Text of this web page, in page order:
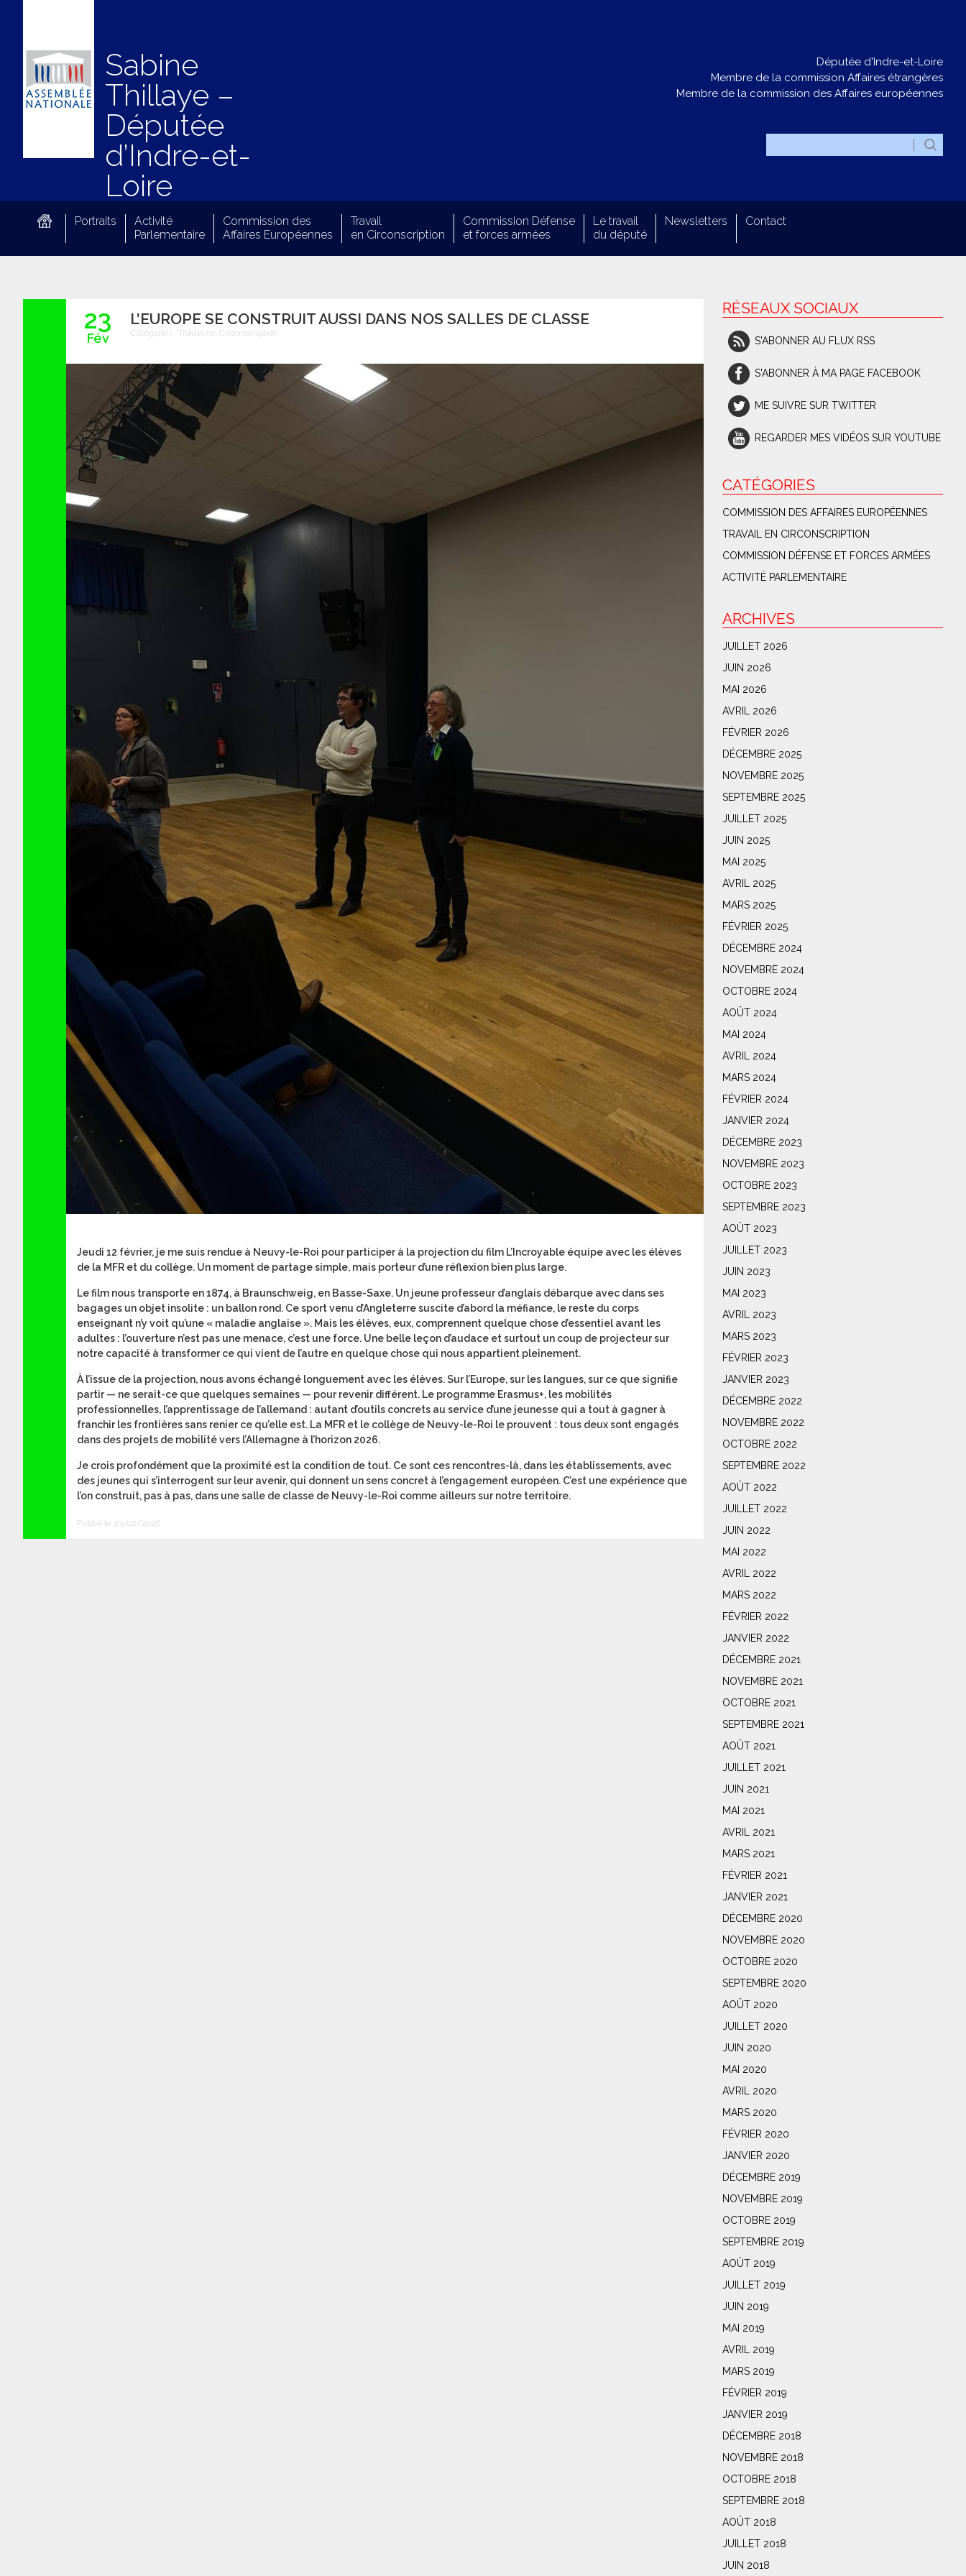
Sabine
Thillaye –
Députée
d’Indre-et-
Loire
Députée d'Indre-et-Loire
Membre de la commission Affaires étrangères
Membre de la commission des Affaires européennes
Portraits
Activité
Parlementaire
Commission des
Affaires Européennes
Travail
en Circonscription
Commission Défense
et forces armées
Le travail
du député
Newsletters Contact
23
Fév
L’EUROPE SE CONSTRUIT AUSSI DANS NOS SALLES DE CLASSE
Catégories : Travail en Circonscription
Jeudi 12 février, je me suis rendue à Neuvy-le-Roi pour participer à la projection du film L’Incroyable équipe avec les élèves
de la MFR et du collège. Un moment de partage simple, mais porteur d’une réflexion bien plus large.
Le film nous transporte en 1874, à Braunschweig, en Basse-Saxe. Un jeune professeur d’anglais débarque avec dans ses
bagages un objet insolite : un ballon rond. Ce sport venu d’Angleterre suscite d’abord la méfiance, le reste du corps
enseignant n’y voit qu’une « maladie anglaise ». Mais les élèves, eux, comprennent quelque chose d’essentiel avant les
adultes : l’ouverture n’est pas une menace, c’est une force. Une belle leçon d’audace et surtout un coup de projecteur sur
notre capacité à transformer ce qui vient de l’autre en quelque chose qui nous appartient pleinement.
À l’issue de la projection, nous avons échangé longuement avec les élèves. Sur l’Europe, sur les langues, sur ce que signifie
partir — ne serait-ce que quelques semaines — pour revenir différent. Le programme Erasmus+, les mobilités
professionnelles, l’apprentissage de l’allemand : autant d’outils concrets au service d’une jeunesse qui a tout à gagner à
franchir les frontières sans renier ce qu’elle est. La MFR et le collège de Neuvy-le-Roi le prouvent : tous deux sont engagés
dans des projets de mobilité vers l’Allemagne à l’horizon 2026.
Je crois profondément que la proximité est la condition de tout. Ce sont ces rencontres-là, dans les établissements, avec
des jeunes qui s’interrogent sur leur avenir, qui donnent un sens concret à l’engagement européen. C’est une expérience que
l’on construit, pas à pas, dans une salle de classe de Neuvy-le-Roi comme ailleurs sur notre territoire.
Publié le 23/02/2026
RÉSEAUX SOCIAUX
S'ABONNER AU FLUX RSS
S'ABONNER À MA PAGE FACEBOOK
ME SUIVRE SUR TWITTER
REGARDER MES VIDÉOS SUR YOUTUBE
CATÉGORIES
COMMISSION DES AFFAIRES EUROPÉENNES
TRAVAIL EN CIRCONSCRIPTION
COMMISSION DÉFENSE ET FORCES ARMÉES
ACTIVITÉ PARLEMENTAIRE
ARCHIVES
JUILLET 2026
JUIN 2026
MAI 2026
AVRIL 2026
FÉVRIER 2026
DÉCEMBRE 2025
NOVEMBRE 2025
SEPTEMBRE 2025
JUILLET 2025
JUIN 2025
MAI 2025
AVRIL 2025
MARS 2025
FÉVRIER 2025
DÉCEMBRE 2024
NOVEMBRE 2024
OCTOBRE 2024
AOÛT 2024
MAI 2024
AVRIL 2024
MARS 2024
FÉVRIER 2024
JANVIER 2024
DÉCEMBRE 2023
NOVEMBRE 2023
OCTOBRE 2023
SEPTEMBRE 2023
AOÛT 2023
JUILLET 2023
JUIN 2023
MAI 2023
AVRIL 2023
MARS 2023
FÉVRIER 2023
JANVIER 2023
DÉCEMBRE 2022
NOVEMBRE 2022
OCTOBRE 2022
SEPTEMBRE 2022
AOÛT 2022
JUILLET 2022
JUIN 2022
MAI 2022
AVRIL 2022
MARS 2022
FÉVRIER 2022
JANVIER 2022
DÉCEMBRE 2021
NOVEMBRE 2021
OCTOBRE 2021
SEPTEMBRE 2021
AOÛT 2021
JUILLET 2021
JUIN 2021
MAI 2021
AVRIL 2021
MARS 2021
FÉVRIER 2021
JANVIER 2021
DÉCEMBRE 2020
NOVEMBRE 2020
OCTOBRE 2020
SEPTEMBRE 2020
AOÛT 2020
JUILLET 2020
JUIN 2020
MAI 2020
AVRIL 2020
MARS 2020
FÉVRIER 2020
JANVIER 2020
DÉCEMBRE 2019
NOVEMBRE 2019
OCTOBRE 2019
SEPTEMBRE 2019
AOÛT 2019
JUILLET 2019
JUIN 2019
MAI 2019
AVRIL 2019
MARS 2019
FÉVRIER 2019
JANVIER 2019
DÉCEMBRE 2018
NOVEMBRE 2018
OCTOBRE 2018
SEPTEMBRE 2018
AOÛT 2018
JUILLET 2018
JUIN 2018